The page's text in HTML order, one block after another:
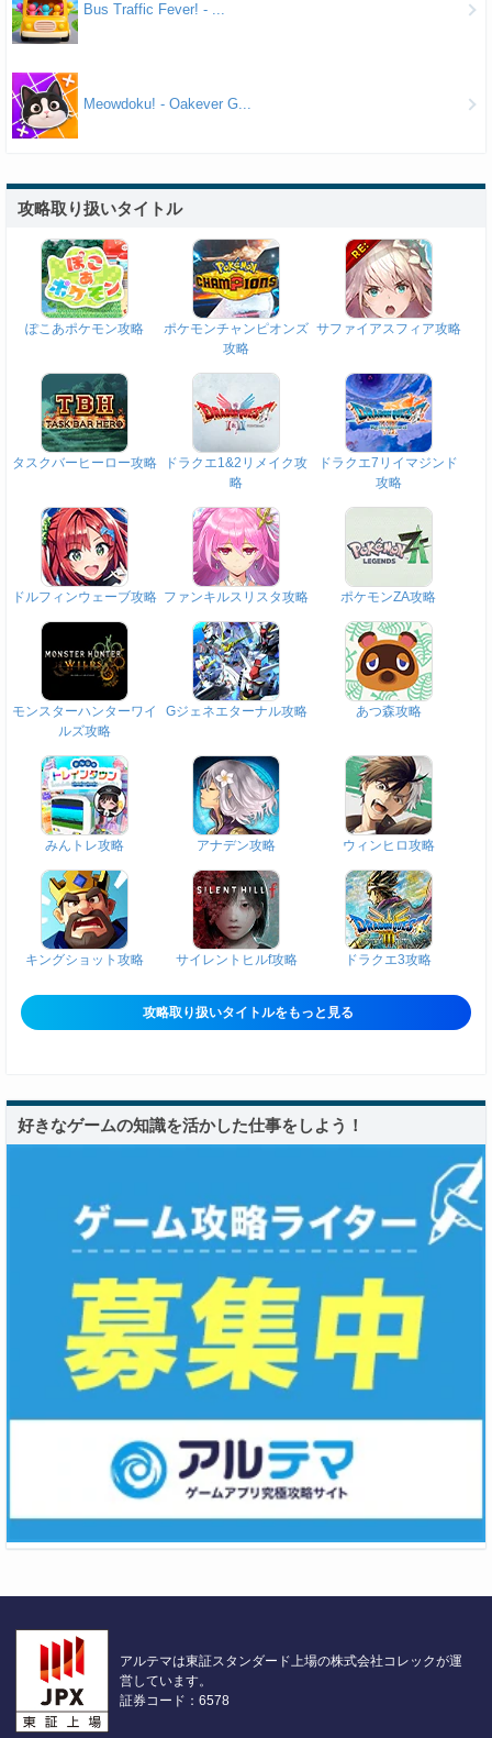
Bus Traffic Fever! - ...
Meowdoku! - Oakever G...
攻略取り扱いタイトル
ぽこあポケモン攻略
ポケモンチャンピオンズ
攻略
サファイアスフィア攻略
タスクバーヒーロー攻略
ドラクエ1&2リメイク攻
略
ドラクエ7リイマジンド
攻略
ドルフィンウェーブ攻略 ファンキルスリスタ攻略 ポケモンZA攻略
モンスターハンターワイ
ルズ攻略
Gジェネエターナル攻略 あつ森攻略
みんトレ攻略 アナデン攻略 ウィンヒロ攻略
キングショット攻略 サイレントヒルf攻略 ドラクエ3攻略
攻略取り扱いタイトルをもっと見る
好きなゲームの知識を活かした仕事をしよう！
アルテマは東証スタンダード上場の株式会社コレックが運
営しています。
証券コード：6578